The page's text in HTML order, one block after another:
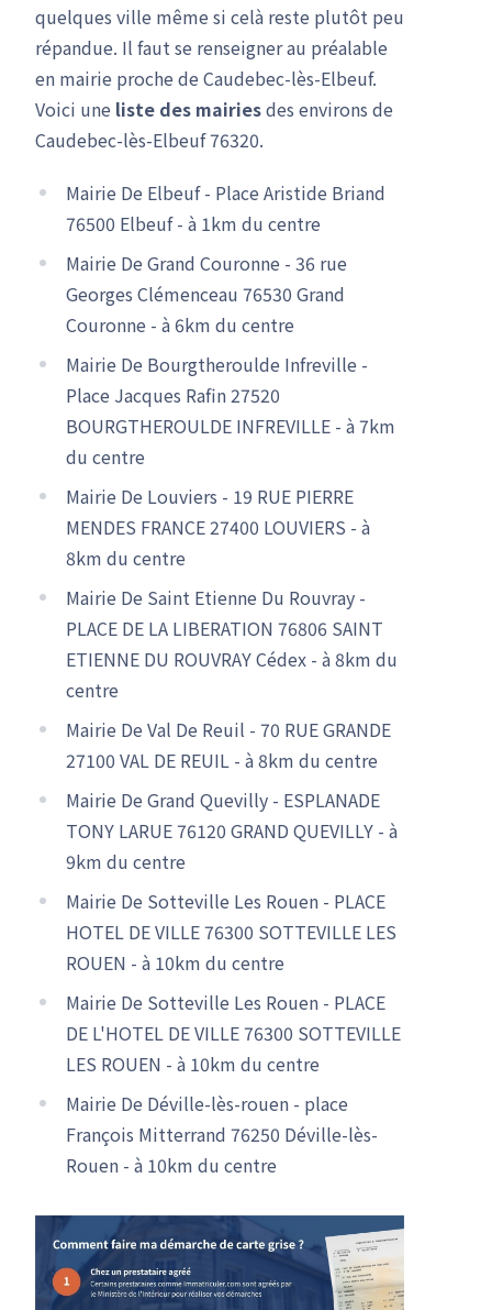
quelques ville même si celà reste plutôt peu
répandue. Il faut se renseigner au préalable
en mairie proche de Caudebec-lès-Elbeuf.
Voici une liste des mairiesdes environs de
Caudebec-lès-Elbeuf 76320.
Mairie De Elbeuf - Place Aristide Briand
76500 Elbeuf - à 1km du centre
Mairie De Grand Couronne - 36 rue
Georges Clémenceau 76530 Grand
Couronne - à 6km du centre
Mairie De Bourgtheroulde Infreville -
Place Jacques Rafin 27520
BOURGTHEROULDE INFREVILLE - à 7km
du centre
Mairie De Louviers - 19 RUE PIERRE
MENDES FRANCE 27400 LOUVIERS - à
8km du centre
Mairie De Saint Etienne Du Rouvray -
PLACE DE LA LIBERATION 76806 SAINT
ETIENNE DU ROUVRAY Cédex - à 8km du
centre
Mairie De Val De Reuil - 70 RUE GRANDE
27100 VAL DE REUIL - à 8km du centre
Mairie De Grand Quevilly - ESPLANADE
TONY LARUE 76120 GRAND QUEVILLY - à
9km du centre
Mairie De Sotteville Les Rouen - PLACE
HOTEL DE VILLE 76300 SOTTEVILLE LES
ROUEN - à 10km du centre
Mairie De Sotteville Les Rouen - PLACE
DE L'HOTEL DE VILLE 76300 SOTTEVILLE
LES ROUEN - à 10km du centre
Mairie De Déville-lès-rouen - place
François Mitterrand 76250 Déville-lès-
Rouen - à 10km du centre